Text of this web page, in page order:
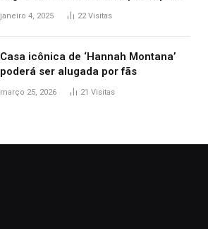
desabamento da ponte entre MA e
janeiro 4, 2025 22Visitas
Casa icônica de ‘Hannah Montana’
poderá ser alugada por fãs
março 25, 2026 21 Visitas